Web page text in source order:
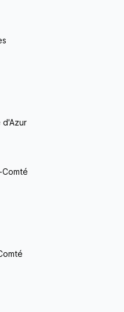
avec grand
par mail ou par
ses portes à tous
un chiot provenant
ferons un plaisir de
moi avons une passion
pourquoi nous
de 20 hectares pour
passe-temps favoris.
de mes
? N’hésitez surtout pas
par téléphone. C’est
répondrai à vos
d'Azur